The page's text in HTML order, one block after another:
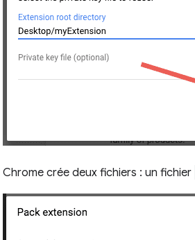
Chrome crée deux fichiers : un fichier